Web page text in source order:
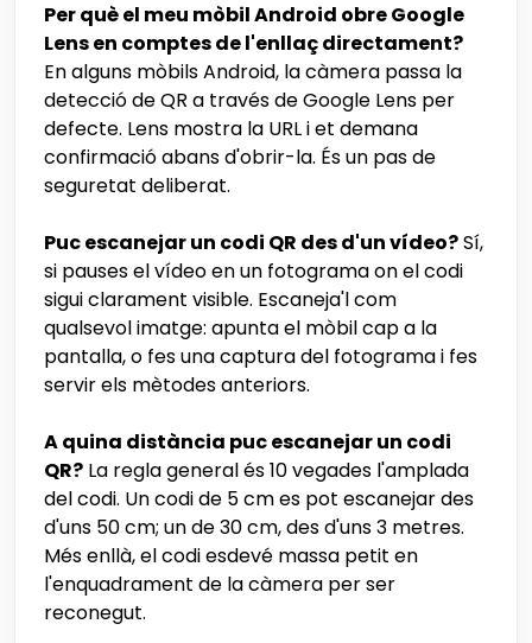
Per què el meu mòbil Android obre Google
Lens en comptes de l'enllaç directament?
En alguns mòbils Android, la càmera passa la
detecció de QR a través de Google Lens per
defecte. Lens mostra la URL i et demana
confirmació abans d'obrir-la. És un pas de
seguretat deliberat.
Puc escanejar un codi QR des d'un vídeo?Sí,
si pauses el vídeo en un fotograma on el codi
sigui clarament visible. Escaneja'l com
qualsevol imatge: apunta el mòbil cap a la
pantalla, o fes una captura del fotograma i fes
servir els mètodes anteriors.
A quina distància puc escanejar un codi
QR? La regla general és 10 vegades l'amplada
del codi. Un codi de 5 cm es pot escanejar des
d'uns 50 cm; un de 30 cm, des d'uns 3 metres.
Més enllà, el codi esdevé massa petit en
l'enquadrament de la càmera per ser
reconegut.